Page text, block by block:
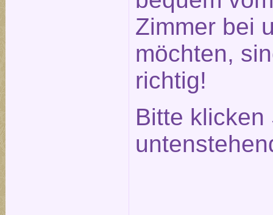
Zimmer bei
möchten,
richtig!
Bitte